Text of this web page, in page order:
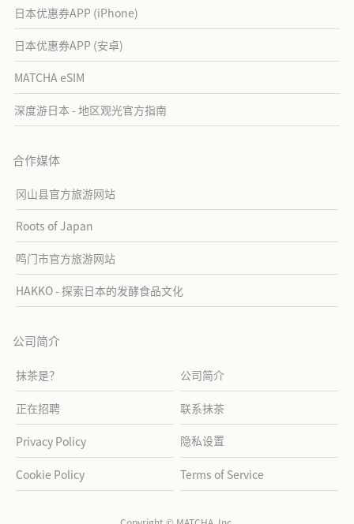
日本优惠券APP (iPhone)
日本优惠券APP (安卓)
MATCHA eSIM
深度游日本 - 地区观光官方指南
合作媒体
冈山县官方旅游网站
Roots of Japan
鸣门市官方旅游网站
HAKKO - 探索日本的发酵食品文化
公司简介
抹茶是？ 公司简介
正在招聘 联系抹茶
Privacy Policy 隐私设置
Cookie Policy Terms of Service